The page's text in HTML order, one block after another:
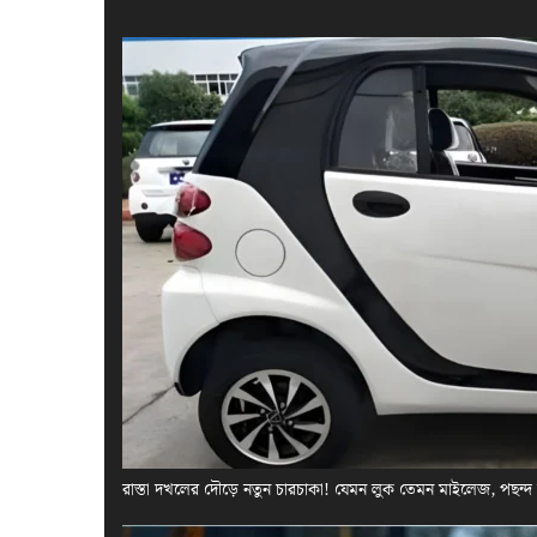
রাস্তা দখলের দৌড়ে নতুন চারচাকা! যেমন লুক তেমন মাইলেজ, পছন্দ